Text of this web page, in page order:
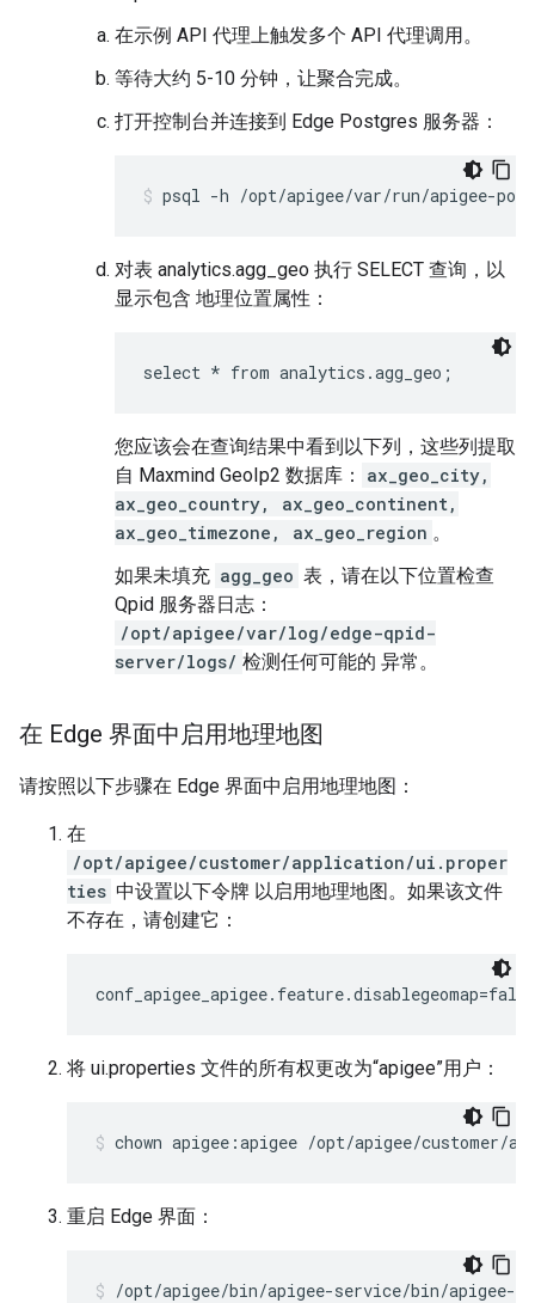
在示例 API 代理上触发多个 API 代理调用。
等待大约 5-10 分钟，让聚合完成。
打开控制台并连接到 Edge Postgres 服务器：
psql -h /opt/apigee/var/run/apigee-
对表 analytics.agg_geo 执行 SELECT 查询，以
显示包含 地理位置属性：
select * from analytics.agg_geo;
您应该会在查询结果中看到以下列，这些列提取
自 Maxmind GeoIp2 数据库：
ax_geo_city,
ax_geo_country, ax_geo_continent,
ax_geo_timezone, ax_geo_region 。
如果未填充 agg_geo 表，请在以下位置检查
Qpid 服务器日志：
/opt/apigee/var/log/edge-qpid-
server/logs/ 检测任何可能的 异常。
在 Edge 界面中启用地理地图
请按照以下步骤在 Edge 界面中启用地理地图：
在
/opt/apigee/customer/application/ui.proper
ties 中设置以下令牌 以启用地理地图。如果该文件
不存在，请创建它：
conf_apigee_apigee.feature.disablegeomap=false
将 ui.properties 文件的所有权更改为“apigee”用户：
chown apigee:apigee /opt/apigee/customer/
重启 Edge 界面：
/opt/apigee/bin/apigee-service/bin/apigee-